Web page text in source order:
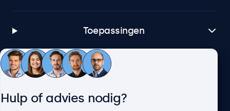
Toepassingen
Klantenservice
Hulp of advies nodig?